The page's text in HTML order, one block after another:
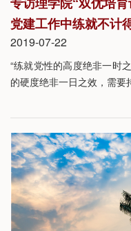
党建工作中练就不计
2019-07-22
“练就党性的高度绝非一时
的硬度绝非一日之效，需